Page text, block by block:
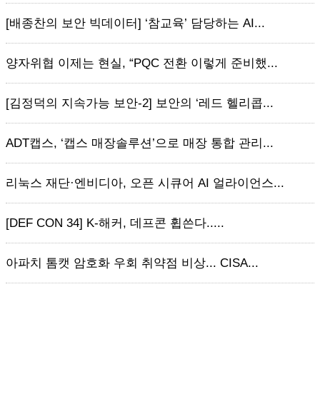
[배종찬의 보안 빅데이터] ‘참교육’ 담당하는 AI...
양자위협 이제는 현실, “PQC 전환 이렇게 준비했...
[김정덕의 지속가능 보안-2] 보안의 ‘레드 헬리콥...
ADT캡스, ‘캡스 매장솔루션’으로 매장 통합 관리...
리눅스 재단·엔비디아, 오픈 시큐어 AI 얼라이언스...
[DEF CON 34] K-해커, 데프콘 휩쓴다.....
아파치 톰캣 암호화 우회 취약점 비상... CISA...